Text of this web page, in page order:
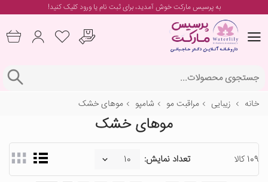
به پرسیس مارکت خوش آمدید، برایثبت نام یا ورودکلیک کنید!
خانه زیبایی مراقبت مو شامپو موهای خشک
موهای خشک
109 کالا تعداد نمایش: